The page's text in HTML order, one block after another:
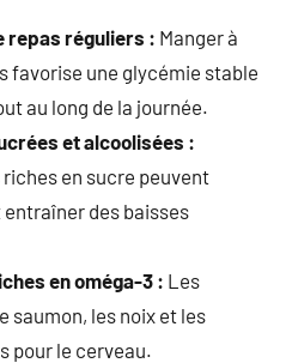
repas réguliers : Manger à
favorise une glycémie stable
au long de la journée.
et alcoolisées :
riches en sucre peuvent
des baisses
en oméga-3 : Les
saumon, les noix et les
pour le cerveau.